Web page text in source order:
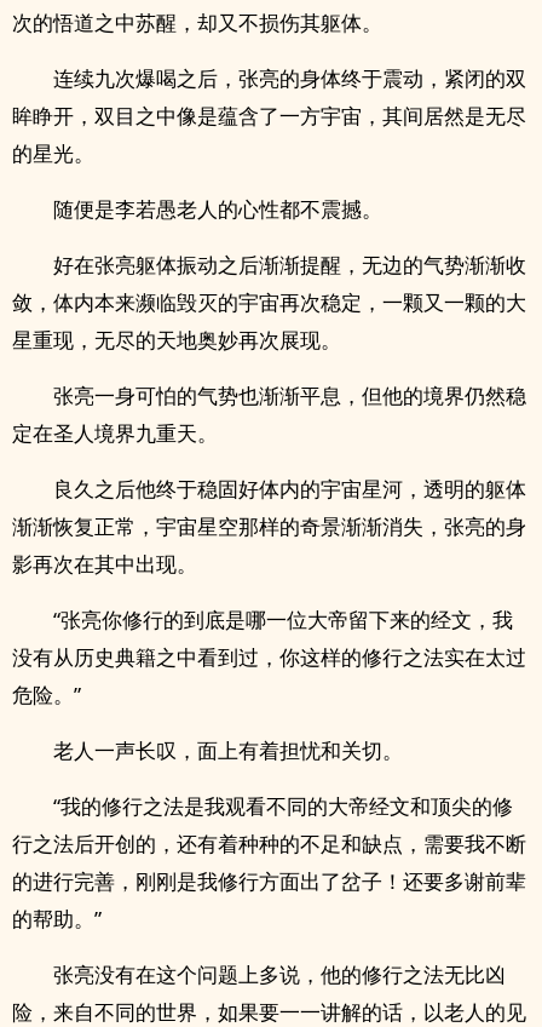
次的悟道之中苏醒，却又不损伤其躯体。
连续九次爆喝之后，张亮的身体终于震动，紧闭的双
眸睁开，双目之中像是蕴含了一方宇宙，其间居然是无尽
的星光。
随便是李若愚老人的心性都不震撼。
好在张亮躯体振动之后渐渐提醒，无边的气势渐渐收
敛，体内本来濒临毁灭的宇宙再次稳定，一颗又一颗的大
星重现，无尽的天地奥妙再次展现。
张亮一身可怕的气势也渐渐平息，但他的境界仍然稳
定在圣人境界九重天。
良久之后他终于稳固好体内的宇宙星河，透明的躯体
渐渐恢复正常，宇宙星空那样的奇景渐渐消失，张亮的身
影再次在其中出现。
“张亮你修行的到底是哪一位大帝留下来的经文，我
没有从历史典籍之中看到过，你这样的修行之法实在太过
危险。”
老人一声长叹，面上有着担忧和关切。
“我的修行之法是我观看不同的大帝经文和顶尖的修
行之法后开创的，还有着种种的不足和缺点，需要我不断
的进行完善，刚刚是我修行方面出了岔子！还要多谢前辈
的帮助。”
张亮没有在这个问题上多说，他的修行之法无比凶
险，来自不同的世界，如果要一一讲解的话，以老人的见